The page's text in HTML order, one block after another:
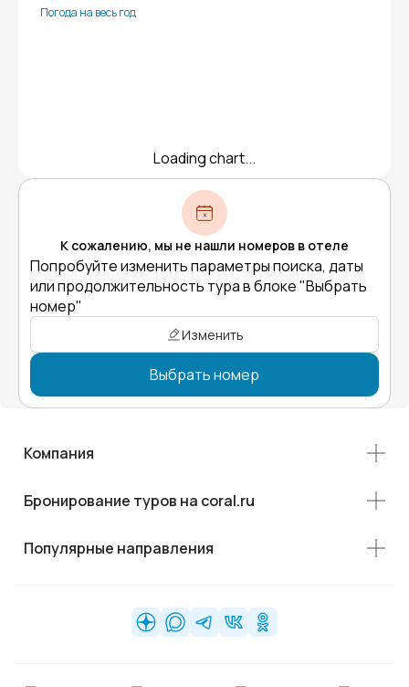
Погода на весь год
Loading chart...
К сожалению, мы не нашли номеров в отеле
Попробуйте изменить параметры поиска, даты
или продолжительность тура в блоке "Выбрать
номер"
Изменить
Выбрать номер
Компания
Бронирование туров на coral.ru
Популярные направления